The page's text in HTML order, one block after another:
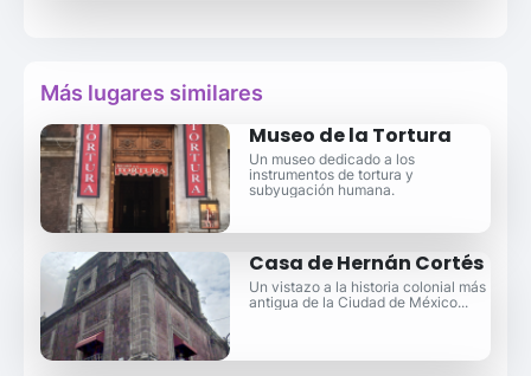
Más lugares similares
Museo de la Tortura
Un museo dedicado a los
instrumentos de tortura y
subyugación humana.
Casa de Hernán Cortés
Un vistazo a la historia colonial más
antigua de la Ciudad de México...